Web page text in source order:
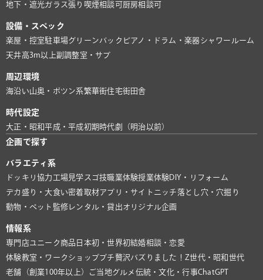
地下・遮光ガラス張り 喫煙相談可 厨房相談可
設備・スペック
楽屋・控室駐車場グリーンバック ピアノ・ドラム・楽器シャワールーム
天井高3m以上副調整室・サブ
周辺環境
海沿い山奥・ポツン系繁華街住宅街田舎
時代設定
大正・昭和平成・平成初期時代劇（明治以前）
企画で探す
バラエティ系
ドッキリ協力 工場見学 スゴ技職業体験授業体験 DIY・リフォーム
デカ盛り・大食い密着取材アプリ・サイト ニッチ落とし穴・穴掘り
動物・ペット 監修 レンタル・貸出オリジナル企画
情報系
専門店ユニーク商品 日本初・世界初結婚相談・恋愛
体験教室・ワークショッププチ贅沢バズりました！ Z世代・昭和世代
老舗（創業100年以上）
ご当地グルメ 伝統・文化・行事ChatGPT